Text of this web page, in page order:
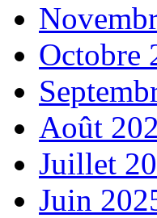
Octobre
Août
Juillet
Juin